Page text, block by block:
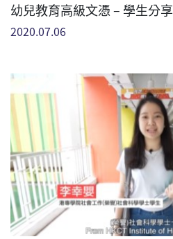
幼兒教育高級文憑 – 學生分享
2020.07.06